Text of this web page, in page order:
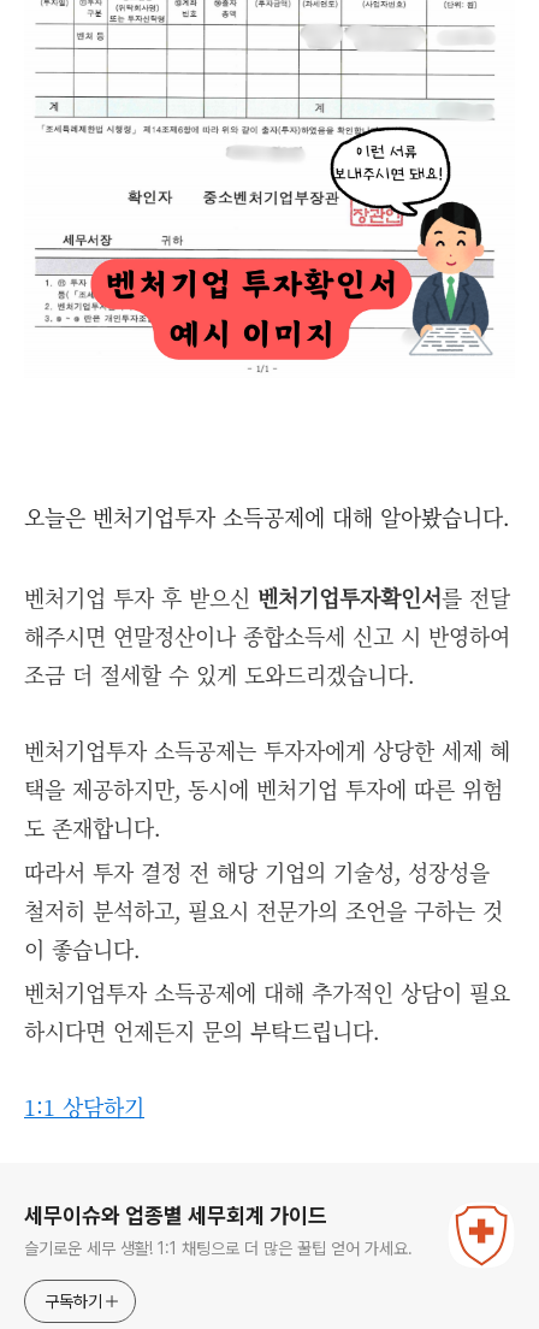
오늘은 벤처기업투자 소득공제에 대해 알아봤습니다.
벤처기업 투자 후 받으신 벤처기업투자확인서를 전달
해주시면 연말정산이나 종합소득세 신고 시 반영하여
조금 더 절세할 수 있게 도와드리겠습니다.
벤처기업투자 소득공제는 투자자에게 상당한 세제 혜
택을 제공하지만, 동시에 벤처기업 투자에 따른 위험
도 존재합니다.
따라서 투자 결정 전 해당 기업의 기술성, 성장성을
철저히 분석하고, 필요시 전문가의 조언을 구하는 것
이 좋습니다.
벤처기업투자 소득공제에 대해 추가적인 상담이 필요
하시다면 언제든지 문의 부탁드립니다.
1:1 상담하기
세무이슈와 업종별 세무회계 가이드
슬기로운 세무 생활! 1:1 채팅으로 더 많은 꿀팁 얻어 가세요.
구독하기